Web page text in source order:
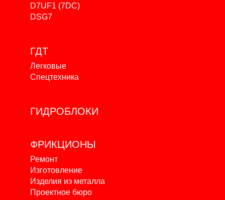
D7UF1 (7DC)
DSG7
ГДТ
Легковые
Спецтехника
ГИДРОБЛОКИ
ФРИКЦИОНЫ
Ремонт
Изготовление
Изделия из металла
Проектное бюро